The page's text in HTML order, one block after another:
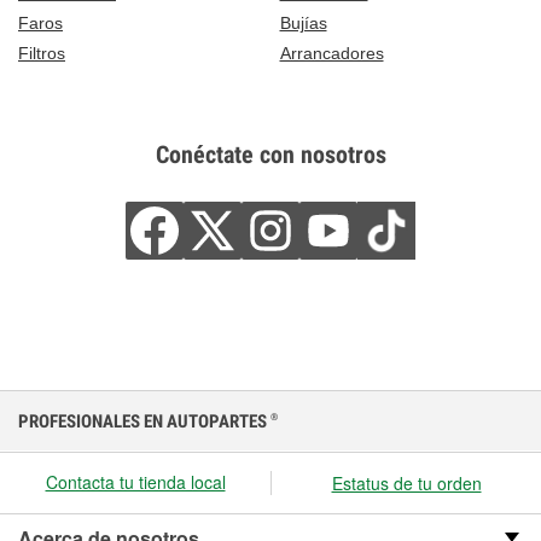
Faros
Bujías
Filtros
Arrancadores
Conéctate con nosotros
PROFESIONALES EN AUTOPARTES ®
Contacta tu tienda local Estatus de tu orden